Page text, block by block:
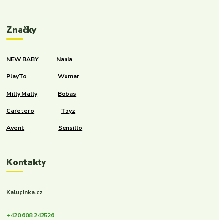
Značky
NEW BABY Nania
PlayTo Womar
Milly Mally Bobas
Caretero Toyz
Avent Sensillo
Kontakty
Kalupinka.cz
+420 608 242526